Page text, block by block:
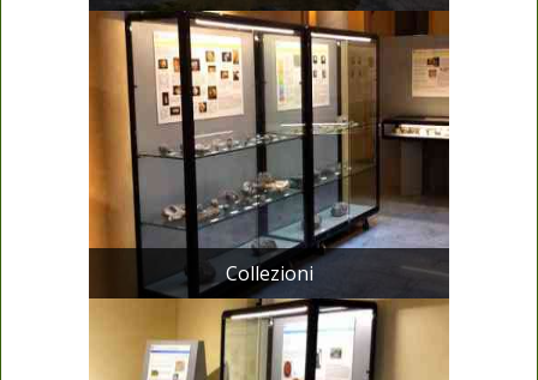
Collezioni